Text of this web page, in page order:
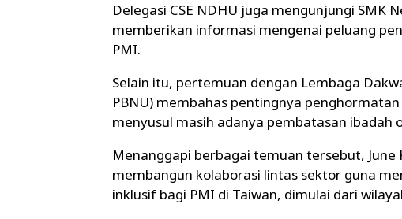
Delegasi CSE NDHU juga mengunjungi SMK
memberikan informasi mengenai peluang
PMI.
Selain itu, pertemuan dengan Lembaga
PBNU) membahas pentingnya
menyusul masih adanya pembatasan
Menanggapi berbagai temuan tersebut,
membangun kolaborasi lintas sektor guna
inklusif bagi PMI di Taiwan, dimulai dari